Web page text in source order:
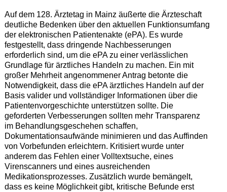
Auf dem 128. Ärztetag in Mainz äußerte die Ärzteschaft
deutliche Bedenken über den aktuellen Funktionsumfang
der elektronischen Patientenakte (ePA). Es wurde
festgestellt, dass dringende Nachbesserungen
erforderlich sind, um die ePA zu einer verlässlichen
Grundlage für ärztliches Handeln zu machen. Ein mit
großer Mehrheit angenommener Antrag betonte die
Notwendigkeit, dass die ePA ärztliches Handeln auf der
Basis valider und vollständiger Informationen über die
Patientenvorgeschichte unterstützen sollte. Die
geforderten Verbesserungen sollten mehr Transparenz
im Behandlungsgeschehen schaffen,
Dokumentationsaufwände minimieren und das Auffinden
von Vorbefunden erleichtern. Kritisiert wurde unter
anderem das Fehlen einer Volltextsuche, eines
Virenscanners und eines ausreichenden
Medikationsprozesses. Zusätzlich wurde bemängelt,
dass es keine Möglichkeit gibt, kritische Befunde erst